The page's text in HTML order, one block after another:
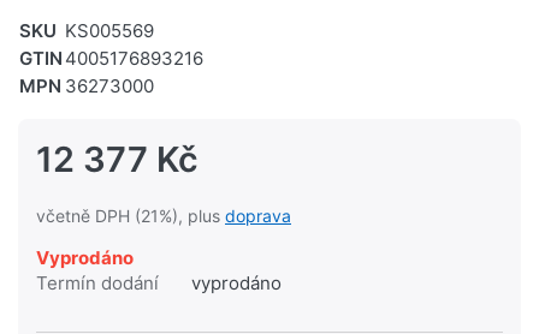
SKU KS005569
GTIN 4005176893216
MPN 36273000
12 377 Kč
včetně DPH (21%), plus doprava
Vyprodáno
Termín dodání
vyprodáno